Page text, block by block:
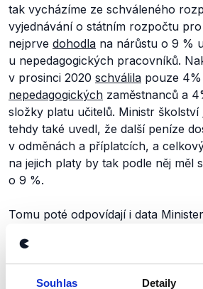
Souhlas Detaily
tak vycházíme ze schváleného
vyjednávání o státním rozpočtu
nejprve dohodla na nárůstu o 9 %
u nepedagogických pracovníků.
v prosinci 2020 schválila pouze
nepedagogických zaměstnanců a
složky platu učitelů. Ministr školství
tehdy také uvedl, že další peníze
v odměnách a příplatcích, a
na jejich platy by tak podle něj měl
o 9 %.
Tomu poté odpovídají i data
vyčleněno více než 121 miliard Kč
zaměstnanců regionálního školství,
% více prostředků, než tomu bylo